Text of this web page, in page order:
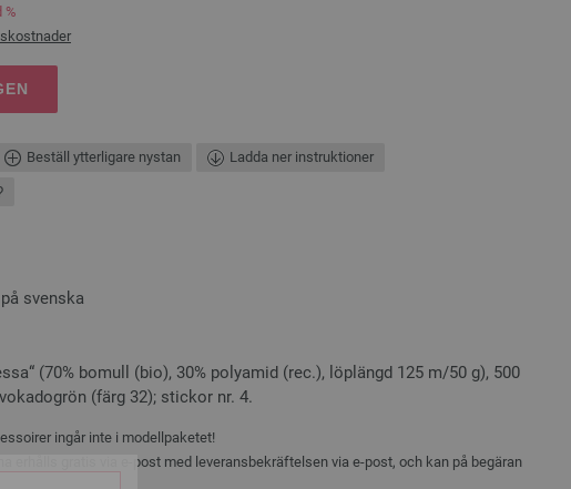
%
Beställ ytterligare nystan Ladda ner instruktioner
svenska
(70% bomull (bio), 30% polyamid (rec.), löplängd 125 m/50 g), 500
(färg 32); stickor nr. 4.
ingår inte i modellpaketet!
erhålls gratis via e-post med leveransbekräftelsen via e-post, och kan på begäran